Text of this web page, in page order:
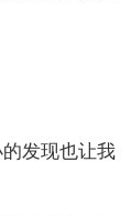
发现也让我